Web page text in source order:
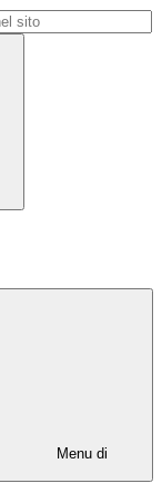
Menu di